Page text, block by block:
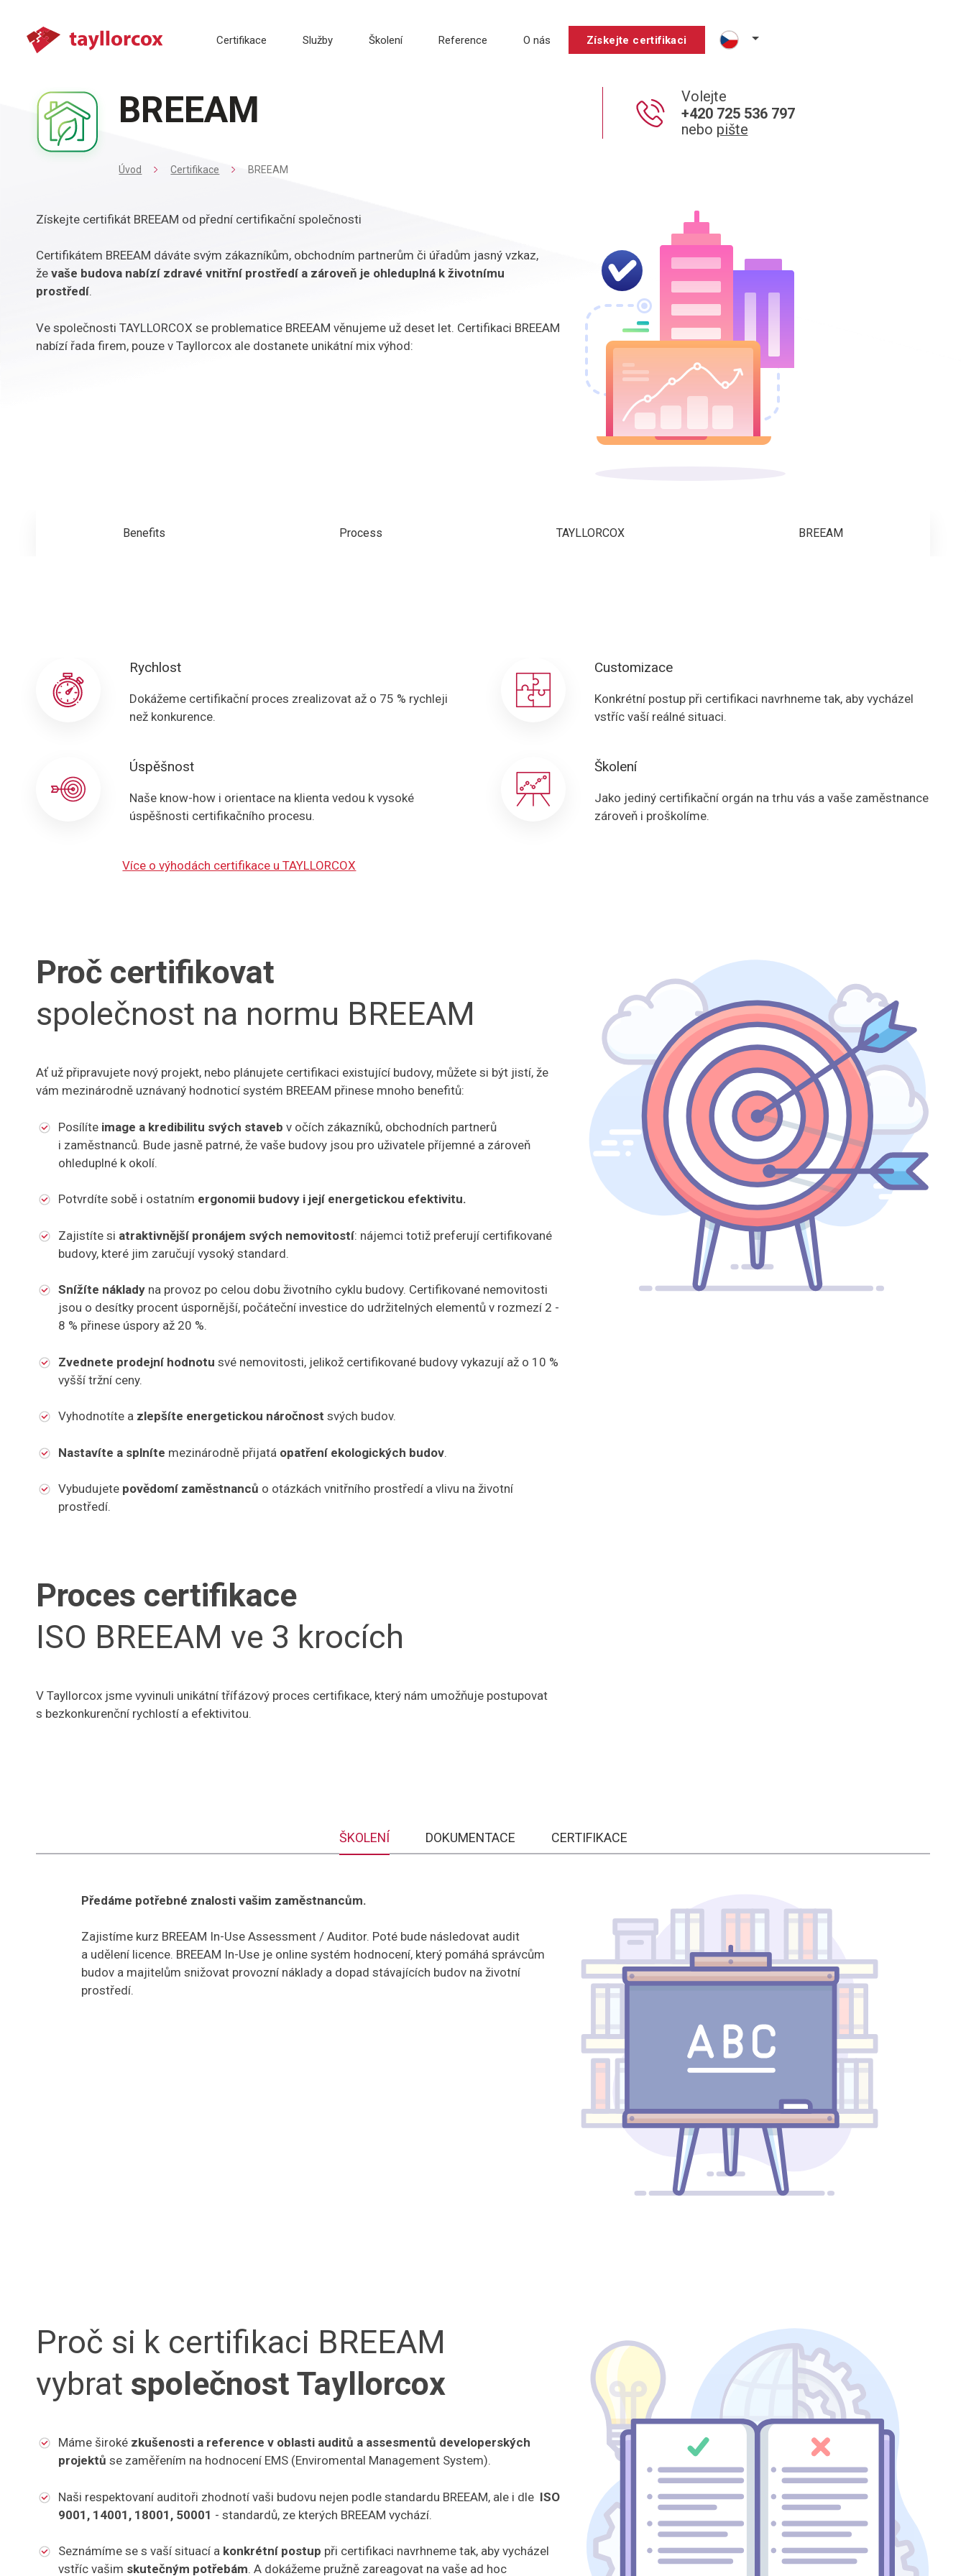
Certifikace Služby Školení Reference O nás Získejte certifikaci
BREEAM
Úvod Certifikace BREEAM
Volejte
+420 725 536 797
nebo pište
Získejte certifikát BREEAM od přední certifikační společnosti
Certifikátem BREEAM dáváte svým zákazníkům, obchodním partnerům či úřadům jasný vzkaz,
ževaše budova nabízí zdravé vnitřní prostředí a zároveň je ohleduplná k životnímu
prostředí.
Ve společnosti TAYLLORCOX se problematice BREEAM věnujeme už deset let. Certifikaci BREEAM
nabízí řada firem, pouze v Tayllorcox ale dostanete unikátní mix výhod:
Benefits Process TAYLLORCOX BREEAM
Rychlost
Dokážeme certifikační proces zrealizovat až o 75 % rychleji
než konkurence.
Customizace
Konkrétní postup při certifikaci navrhneme tak, aby vycházel
vstříc vaší reálné situaci.
Úspěšnost
Naše know-how i orientace na klienta vedou k vysoké
úspěšnosti certifikačního procesu.
Školení
Jako jediný certifikační orgán na trhu vás a vaše zaměstnance
zároveň i proškolíme.
Více o výhodách certifikace u TAYLLORCOX
Proč certifikovat
společnost na normu BREEAM
Ať už připravujete nový projekt, nebo plánujete certifikaci existující budovy, můžete si být jistí, že
vám mezinárodně uznávaný hodnoticí systém BREEAM přinese mnoho benefitů:
Posílíte image a kredibilitu svých staveb v očích zákazníků, obchodních partnerů
i zaměstnanců. Bude jasně patrné, že vaše budovy jsou pro uživatele příjemné a zároveň
ohleduplné k okolí.
Potvrdíte sobě i ostatním ergonomii budovy i její energetickou efektivitu.
Zajistíte si atraktivnější pronájem svých nemovitostí: nájemci totiž preferují certifikované
budovy, které jim zaručují vysoký standard.
Snížíte náklady na provoz po celou dobu životního cyklu budovy. Certifikované nemovitosti
jsou o desítky procent úspornější, počáteční investice do udržitelných elementů v rozmezí 2 -
8 % přinese úspory až 20 %.
Zvednete prodejní hodnotu své nemovitosti, jelikož certifikované budovy vykazují až o 10 %
vyšší tržní ceny.
Vyhodnotíte a zlepšíte energetickou náročnost svých budov.
Nastavíte a splníte mezinárodně přijatá opatření ekologických budov.
Vybudujete povědomí zaměstnanců o otázkách vnitřního prostředí a vlivu na životní
prostředí.
Proces certifikace
ISO BREEAM ve 3 krocích
V Tayllorcox jsme vyvinuli unikátní třífázový proces certifikace, který nám umožňuje postupovat
s bezkonkurenční rychlostí a efektivitou.
ŠKOLENÍ DOKUMENTACE CERTIFIKACE
Předáme potřebné znalosti vašim zaměstnancům.
Zajistíme kurz BREEAM In-Use Assessment / Auditor. Poté bude následovat audit
a udělení licence. BREEAM In-Use je online systém hodnocení, který pomáhá správcům
budov a majitelům snižovat provozní náklady a dopad stávajících budov na životní
prostředí.
Proč si k certifikaci BREEAM
vybrat společnost Tayllorcox
Máme široké zkušenosti a reference v oblasti auditů a assesmentů developerských
projektůse zaměřením na hodnocení EMS (Enviromental Management System).
Naši respektovaní auditoři zhodnotí vaši budovu nejen podle standardu BREEAM, ale i dle ISO
9001, 14001, 18001, 50001 - standardů, ze kterých BREEAM vychází.
Seznámíme se s vaší situací a konkrétní postup při certifikaci navrhneme tak, aby vycházel
vstříc vašim skutečným potřebám. A dokážeme pružně zareagovat na vaše ad hoc